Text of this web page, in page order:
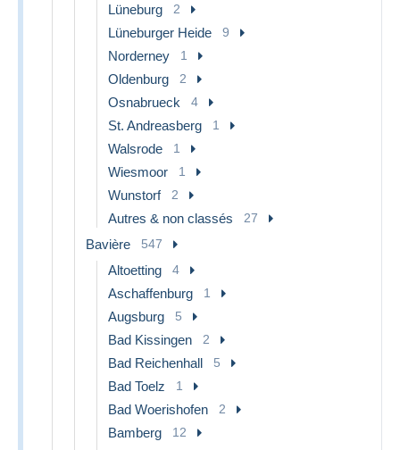
Lüneburg 2
Lüneburger Heide 9
Norderney 1
Oldenburg 2
Osnabrueck 4
St. Andreasberg 1
Walsrode 1
Wiesmoor 1
Wunstorf 2
Autres & non classés 27
Bavière 547
Altoetting 4
Aschaffenburg 1
Augsburg 5
Bad Kissingen 2
Bad Reichenhall 5
Bad Toelz 1
Bad Woerishofen 2
Bamberg 12